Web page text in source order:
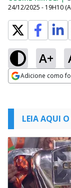
24/12/2025 - 19H10
A+
Adicione como
LEIA AQUI